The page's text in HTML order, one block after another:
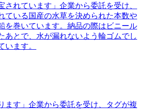
されています」企業から委託を受け、
ている国産の水草を決められた本数や
を巻いています。納品の際はビニール
あとで、水が漏れないよう輪ゴムでし
います。
ます」企業から委託を受け、タグが複